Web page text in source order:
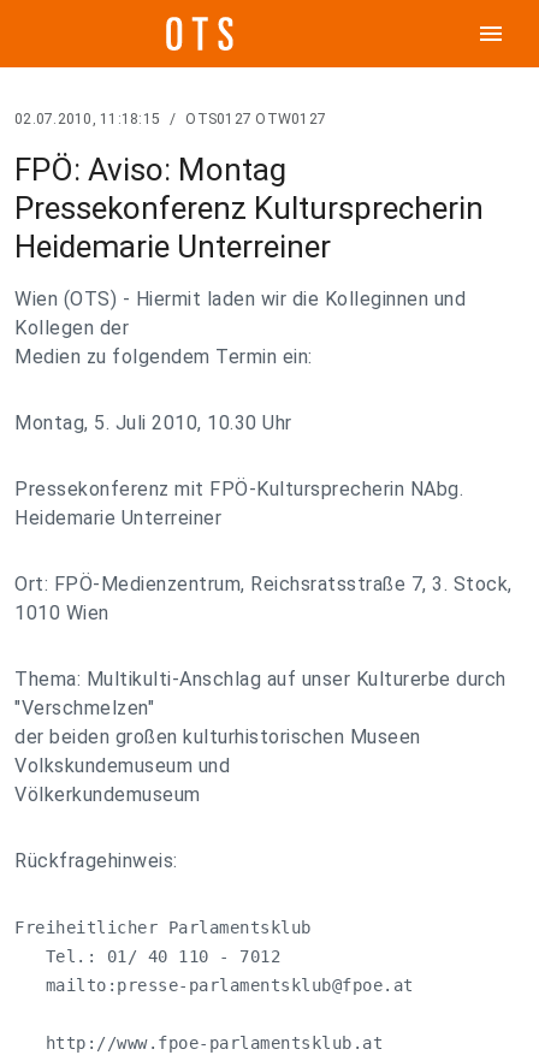
menu
02.07.2010, 11:18:15 / OTS0127 OTW0127
FPÖ: Aviso: Montag
Pressekonferenz Kultursprecherin
Heidemarie Unterreiner
Wien (OTS) - Hiermit laden wir die Kolleginnen und
Kollegen der
Medien zu folgendem Termin ein:
Montag, 5. Juli 2010, 10.30 Uhr
Pressekonferenz mit FPÖ-Kultursprecherin NAbg.
Heidemarie Unterreiner
Ort: FPÖ-Medienzentrum, Reichsratsstraße 7, 3. Stock,
1010 Wien
Thema: Multikulti-Anschlag auf unser Kulturerbe durch
"Verschmelzen"
der beiden großen kulturhistorischen Museen
Volkskundemuseum und
Völkerkundemuseum
Rückfragehinweis:
Freiheitlicher Parlamentsklub
   Tel.: 01/ 40 110 - 7012
   mailto:
presse-parlamentsklub@fpoe.at
   http://www.fpoe-parlamentsklub.at